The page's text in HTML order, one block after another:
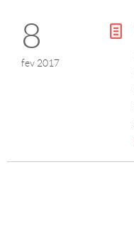
8
fev 2017
g